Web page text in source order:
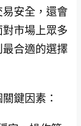
安全，還會
市場上眾多
合適的選擇
鍵因素：